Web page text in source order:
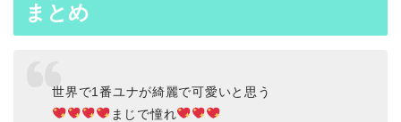
まとめ
世界で1番ユナが綺麗で可愛いと思う
まじで憧れ